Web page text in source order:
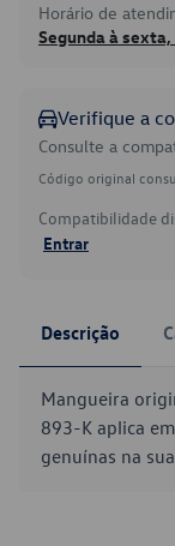
Horário de
Segunda à sexta,
Verifique a
Consulte a
Código original
Compatibilidade
Entrar
Descrição
Mangueira
893-K aplica
genuínas na